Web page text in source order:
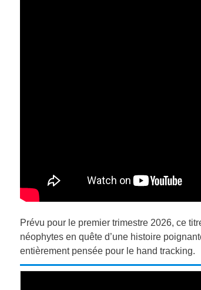
Prévu pour le premier trimestre 2026, ce
néophytes en quête d’une histoire
entièrement pensée pour le hand tracking.